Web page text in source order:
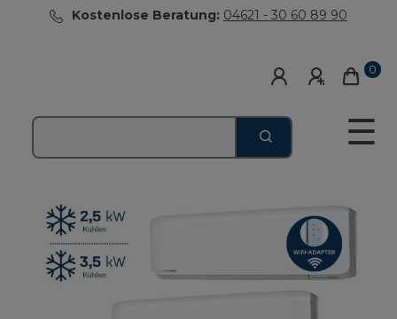
Kostenlose Beratung: 04621 - 30 60 89 90
0
☰